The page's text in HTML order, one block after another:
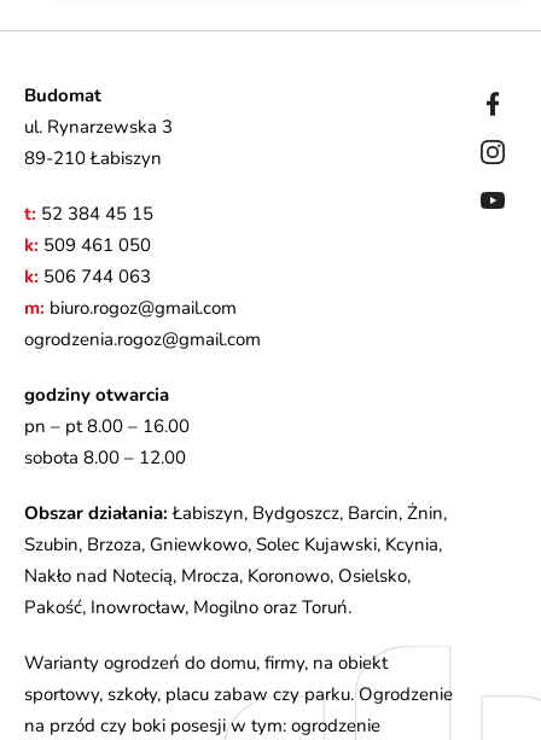
Budomat
ul. Rynarzewska 3
89-210 Łabiszyn
t: 52 384 45 15
k: 509 461 050
k: 506 744 063
m: biuro.rogoz@gmail.com
ogrodzenia.rogoz@gmail.com
godziny otwarcia
pn – pt 8.00 – 16.00
sobota 8.00 – 12.00
Obszar działania: Łabiszyn, Bydgoszcz, Barcin, Żnin,
Szubin, Brzoza, Gniewkowo, Solec Kujawski, Kcynia,
Nakło nad Notecią, Mrocza, Koronowo, Osielsko,
Pakość, Inowrocław, Mogilno oraz Toruń.
Warianty ogrodzeń do domu, firmy, na obiekt
sportowy, szkoły, placu zabaw czy parku. Ogrodzenie
na przód czy boki posesji w tym: ogrodzenie